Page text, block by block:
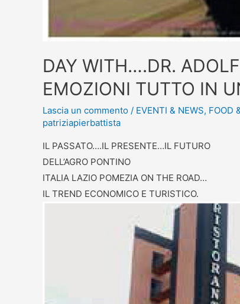
DAY WITH….DR.
EMOZIONI TUTTO IN
Lascia un commento / EVENTI & NEWS, FOOD
patriziapierbattista
IL PASSATO….IL PRESENTE…IL FUTURO
DELL’AGRO PONTINO
ITALIA LAZIO POMEZIA ON THE ROAD…
IL TREND ECONOMICO E TURISTICO.